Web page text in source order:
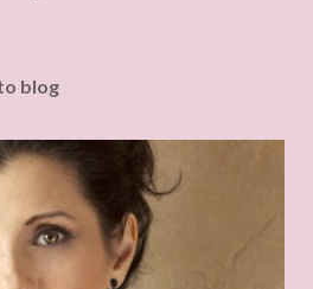
blog